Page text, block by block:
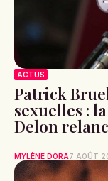
ACTUS
Patrick
sexuelles :
Delon
MYLÈNE DORA7 AOÛT